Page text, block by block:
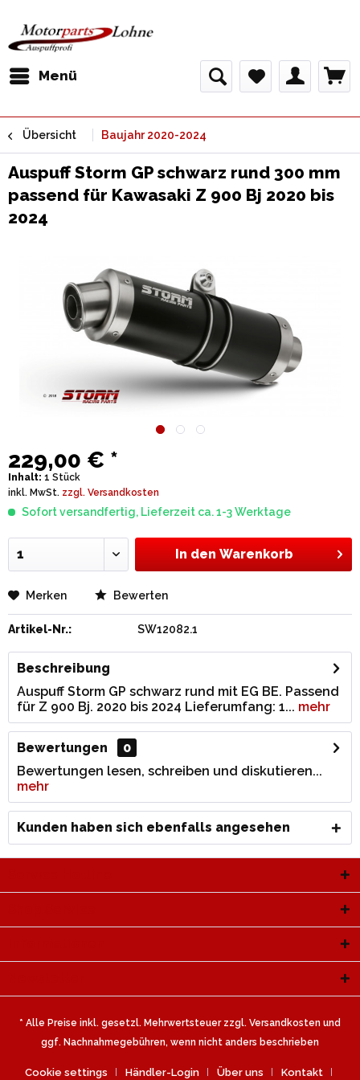
Menü
Übersicht Baujahr 2020-2024
Auspuff Storm GP schwarz rund 300 mm
passend für Kawasaki Z 900 Bj 2020 bis
2024
229,00 € *
Inhalt: 1 Stück
inkl. MwSt. zzgl. Versandkosten
Sofort versandfertig, Lieferzeit ca. 1-3 Werktage
In den Warenkorb
Merken Bewerten
Artikel-Nr.: SW12082.1
Beschreibung
Auspuff Storm GP schwarz rund mit EG BE. Passend
für Z 900 Bj. 2020 bis 2024 Lieferumfang: 1... mehr
Bewertungen
0
Bewertungen lesen, schreiben und diskutieren...
mehr
Kunden haben sich ebenfalls angesehen
* Alle Preise inkl. gesetzl. Mehrwertsteuer zzgl. Versandkosten und
ggf. Nachnahmegebühren, wenn nicht anders beschrieben
Cookie settings Händler-Login Über uns Kontakt